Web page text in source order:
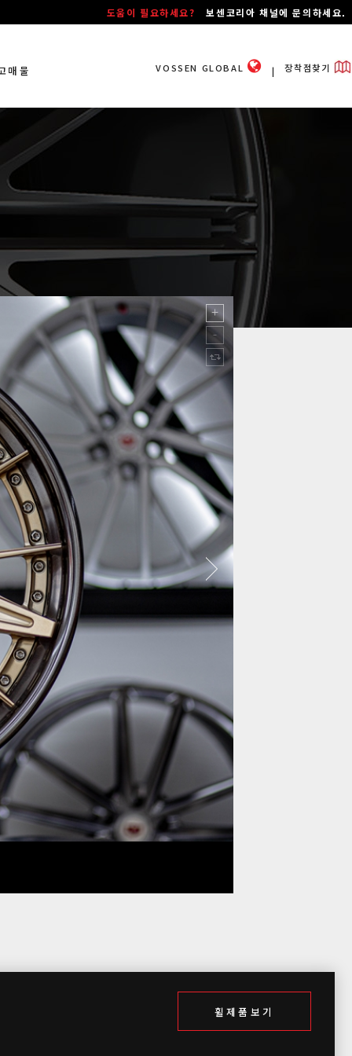
도움이 필요하세요?보센코리아 채널에 문의하세요.
매물 VOSSEN GLOBAL ㅣ장착점찾기
휠제품보기